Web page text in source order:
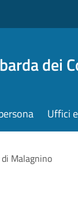
dei
Uffici
Malagnino